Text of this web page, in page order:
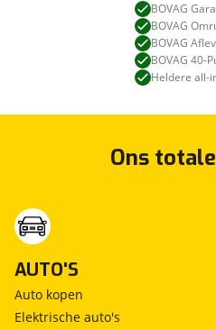
BOVAG
BOVAG
BOVAG
BOVAG 40-
Heldere all-
Ons
AUTO'S
Auto kopen
Elektrische auto's